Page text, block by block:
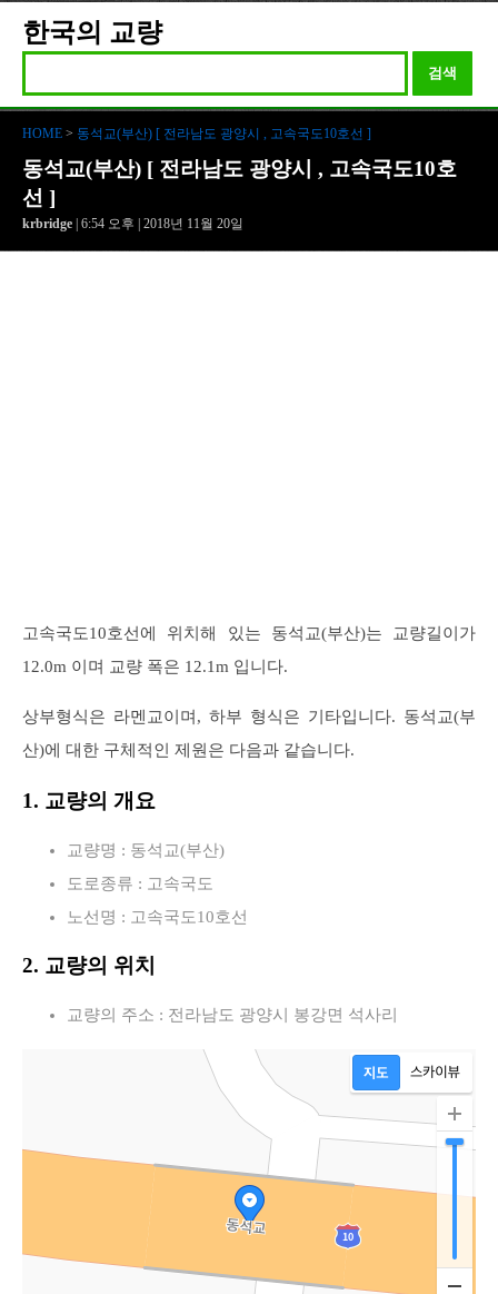
한국의 교량
검색
HOME > 동석교(부산) [ 전라남도 광양시 , 고속국도10호선 ]
동석교(부산) [ 전라남도 광양시 , 고속국도10호
선 ]
krbridge | 6:54 오후 | 2018년 11월 20일
고속국도10호선에 위치해 있는 동석교(부산)는 교량길이가
12.0m 이며 교량 폭은 12.1m 입니다.
상부형식은 라멘교이며, 하부 형식은 기타입니다. 동석교(부
산)에 대한 구체적인 제원은 다음과 같습니다.
1. 교량의 개요
교량명 : 동석교(부산)
도로종류 : 고속국도
노선명 : 고속국도10호선
2. 교량의 위치
교량의 주소 : 전라남도 광양시 봉강면 석사리